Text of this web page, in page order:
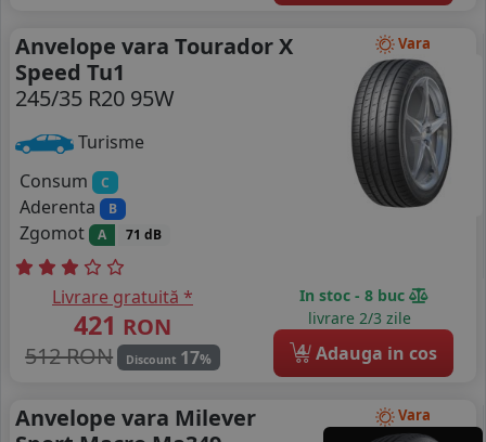
Vara
Anvelope vara Tourador X
Speed Tu1
245/35 R20 95W
Turisme
Consum
C
Aderenta B
Zgomot A 71 dB
Livrare gratuită *
421 RON
512 RON
Discount 17%
In stoc - 8 buc
livrare 2/3 zile
4 Adauga in cos
Vara
Anvelope vara Milever